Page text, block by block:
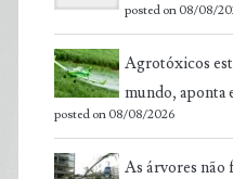
posted on 08/08/
Agrotóxicos
mundo, aponta
posted on 08/08/2026
As árvores não